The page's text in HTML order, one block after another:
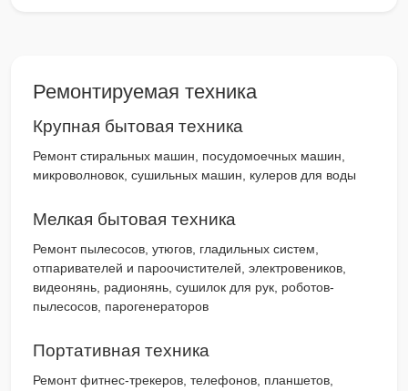
Ремонтируемая техника
Крупная бытовая техника
Ремонт стиральных машин, посудомоечных машин,
микроволновок, сушильных машин, кулеров для воды
Мелкая бытовая техника
Ремонт пылесосов, утюгов, гладильных систем,
отпаривателей и пароочистителей, электровеников,
видеонянь, радионянь, сушилок для рук, роботов-
пылесосов, парогенераторов
Портативная техника
Ремонт фитнес-трекеров, телефонов, планшетов,